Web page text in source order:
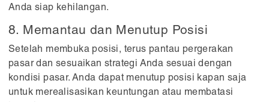
Anda siap kehilangan.
8. Memantau dan Menutup Posisi
Setelah membuka posisi, terus pantau pergerakan
pasar dan sesuaikan strategi Anda sesuai dengan
kondisi pasar. Anda dapat menutup posisi kapan saja
untuk merealisasikan keuntungan atau membatasi